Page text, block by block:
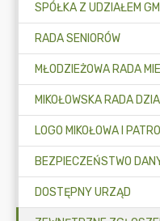
SPÓŁKA Z UDZIAŁEM
RADA SENIORÓW
DOSTĘPNY URZĄD